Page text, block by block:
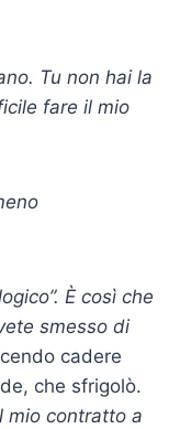
Tu non hai la
fare il mio
È così che
smesso di
cadere
che sfrigolò.
mio contratto a